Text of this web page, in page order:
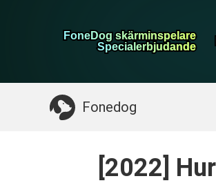
FoneDog skärminspelare
FoneDog skärminspelare
Specialerbjudande
Specialerbjudande
Fonedog
iPhone Cleaner
Något du kan behöva:
[2022]